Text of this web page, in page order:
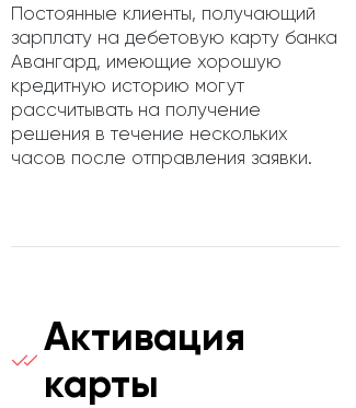
Постоянные клиенты, получающий
зарплату на дебетовую карту банка
Авангард, имеющие хорошую
кредитную историю могут
рассчитывать на получение
решения в течение нескольких
часов после отправления заявки.
Активация
карты